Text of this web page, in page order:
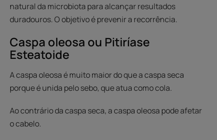
natural da microbiota para alcançar resultados
duradouros. O objetivo é prevenir a recorrência.
Caspa oleosa ou Pitiríase
Esteatoide
A caspa oleosa é muito maior do que a caspa seca
porque é unida pelo sebo, que atua como cola.
Ao contrário da caspa seca, a caspa oleosa pode afetar
o cabelo.